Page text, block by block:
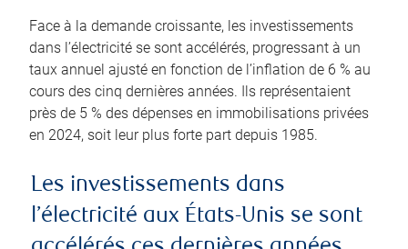
Face à la demande croissante, les investissements
dans l’électricité se sont accélérés, progressant à un
taux annuel ajusté en fonction de l’inflation de 6 % au
cours des cinq dernières années. Ils représentaient
près de 5 % des dépenses en immobilisations privées
en 2024, soit leur plus forte part depuis 1985.
Les investissements dans
l’électricité aux États-Unis se sont